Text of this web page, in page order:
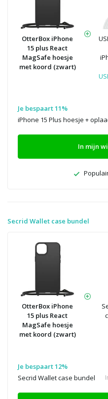
OtterBox iPhone
15 plus React
MagSafe hoesje
met koord (zwart)
Je bespaart 11%
iPhone 15 Plus hoesje +
In mijn
Secrid Wallet case bundel
OtterBox iPhone
15 plus React
MagSafe hoesje
met koord (zwart)
Je bespaart 12%
Secrid Wallet case bundel